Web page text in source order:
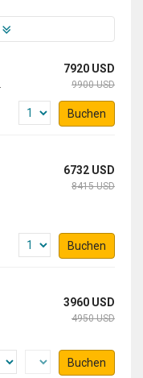
7920 USD
9900 USD
Buchen
6732 USD
8415 USD
Buchen
3960 USD
4950 USD
Buchen